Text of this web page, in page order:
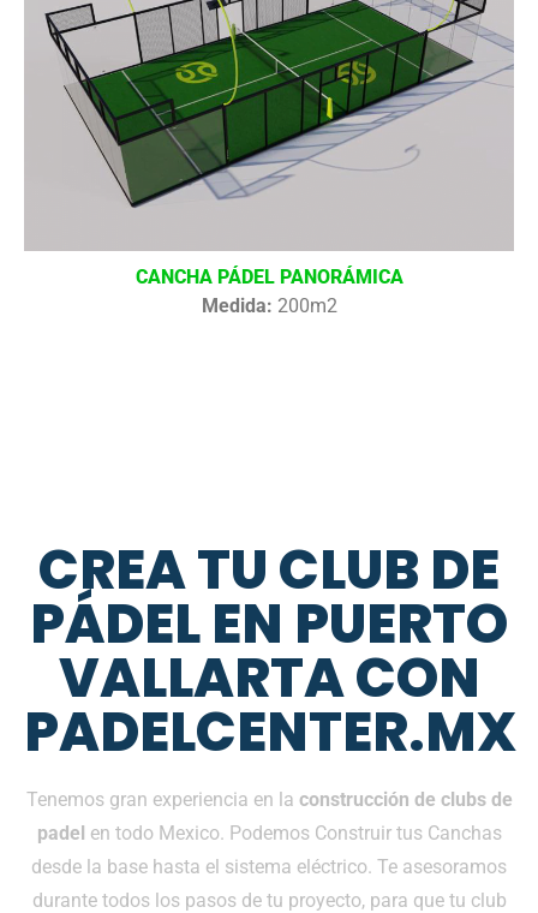
CANCHA PÁDEL PANORÁMICA
Medida: 200m2
CREA TU CLUB DE
PÁDEL EN PUERTO
VALLARTA CON
PADELCENTER.MX
Tenemos gran experiencia en la construcción de clubs de
padel en todo Mexico. Podemos Construir tus Canchas
desde la base hasta el sistema eléctrico. Te asesoramos
durante todos los pasos de tu proyecto, para que tu club